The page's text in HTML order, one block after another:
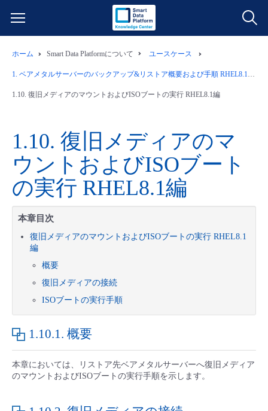
データ利活用
ネットワーク
IoT
サポート
管理機能
すべてのメニューを見る
よくある質問
クラウド/サーバー
ネットワーク
モニタリング/監査
サポート
管理機能
すべてのメニューを見る
料金シミュレーター
データ利活用
ネットワーク
IoT
モニタリング/監査
サポート
すべてのメニューを見る
ご利用開始ガイド
■ 管理機能
- 新規お申し込み方法
- 初期設定・確認
- ユーザー機能の管理
- 登録情報の管理
ユースケース
- バックアップ
- セキュリティ・監査
- データと分析
- IoT
- マルチクラウド利用
故障/メンテナンス情報
サービス稼働状況
故障/メンテナンス履歴
メンテナンス予定
定期メンテナンス
パートナー
協業パートナー
トレーニング/操作動画
脱炭素化
ホーム Smart Data Platformについて ユースケース
1. ベアメタルサーバーのバックアップ&リストア概要および手順 RHEL8.1編
1.10. 復旧メディアのマウントおよびISOブートの実行 RHEL8.1編
1.10. 復旧メディアのマ
ウントおよびISOブート
の実行 RHEL8.1編
本章目次
復旧メディアのマウントおよびISOブートの実行 RHEL8.1
編
概要
復旧メディアの接続
ISOブートの実行手順
1.10.1. 概要
本章においては、リストア先ベアメタルサーバーへ復旧メディア
のマウントおよびISOブートの実行手順を示します。